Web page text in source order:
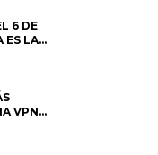
6 DE
ES LA
VPN